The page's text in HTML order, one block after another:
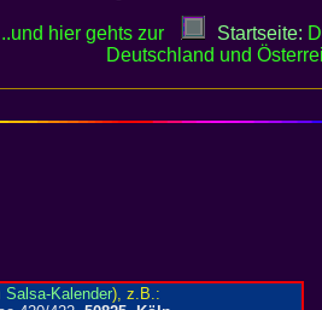
..und hier gehts zur Startseite:
Deutschland und